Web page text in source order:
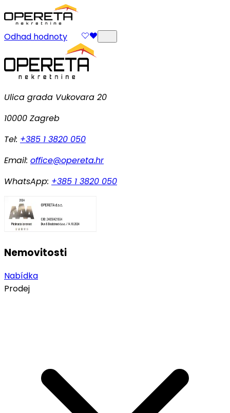
Odhad hodnoty
Ulica grada Vukovara 20
10000 Zagreb
Tel: +385 1 3820 050
Email: office@opereta.hr
WhatsApp: +385 1 3820 050
Nemovitosti
Nabídka
Prodej